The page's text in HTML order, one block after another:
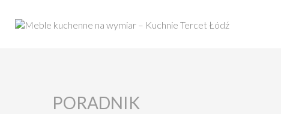
PORADNIK